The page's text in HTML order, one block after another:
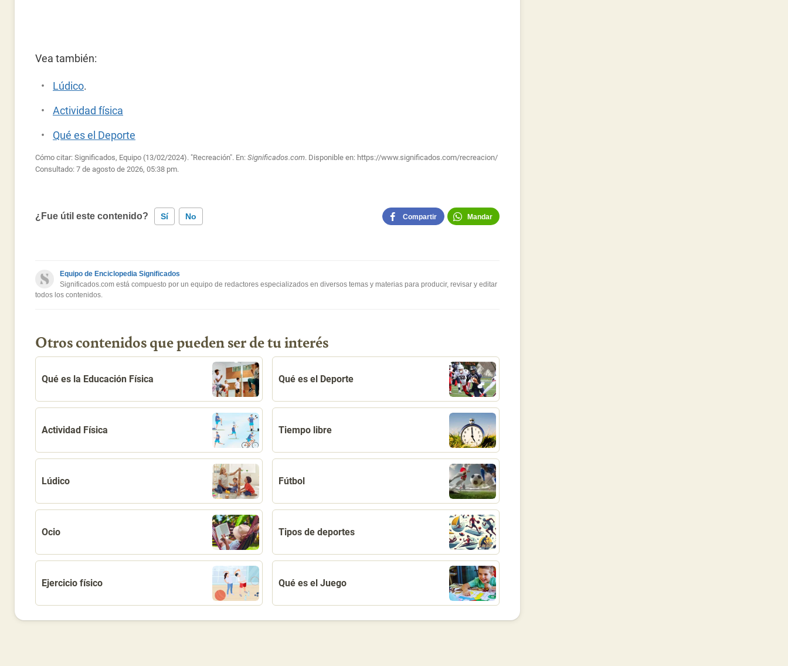
Vea también:
Lúdico.
Actividad física
Qué es el Deporte
Cómo citar: Significados, Equipo (13/02/2024). "Recreación". En: Significados.com. Disponible en: https://www.significados.com/recreacion/
Consultado: 7 de agosto de 2026, 05:38 pm.
¿Fue útil este contenido? Sí No
Este contenido no tiene la información que busco
Otro
Compartir Mandar
Equipo de Enciclopedia Significados
Significados.com está compuesto por un equipo de redactores especializados en diversos temas y materias para producir, revisar y editar
todos los contenidos.
Otros contenidos que pueden ser de tu interés
Qué es la Educación Física Qué es el Deporte
Actividad Física Tiempo libre
Lúdico Fútbol
Ocio Tipos de deportes
Ejercicio físico Qué es el Juego